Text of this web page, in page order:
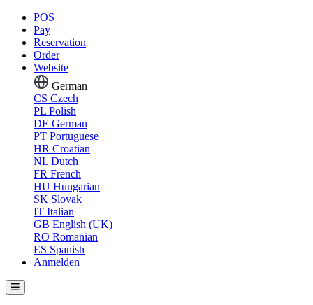
POS
Pay
Reservation
Order
Website
German
CS Czech
PL Polish
DE German
PT Portuguese
HR Croatian
NL Dutch
FR French
HU Hungarian
SK Slovak
IT Italian
GB English (UK)
RO Romanian
ES Spanish
Anmelden